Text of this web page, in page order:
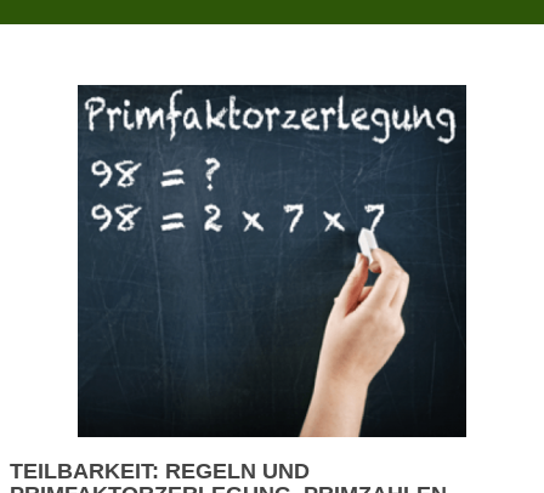
TEILBARKEIT: REGELN UND